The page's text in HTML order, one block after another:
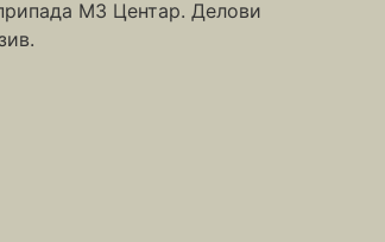
МЗ Центар. Делови